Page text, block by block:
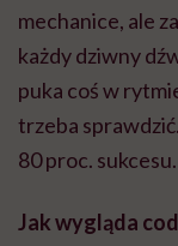
mechanice, ale
każdy dziwny
puka coś w
trzeba
80 proc. sukcesu.
Jak wygląda